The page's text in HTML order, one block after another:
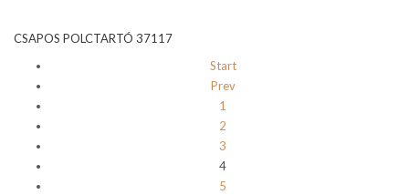
CSAPOS POLCTARTÓ 37117
Start
Prev
1
2
3
4
5